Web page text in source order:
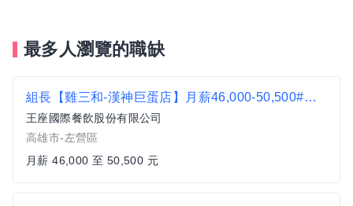
最多人瀏覽的職缺
組長【雞三和-漢神巨蛋店】月薪46,000-50,500#另有門市達標獎金
王座國際餐飲股份有限公司
高雄市-左營區
月薪 46,000 至 50,500 元